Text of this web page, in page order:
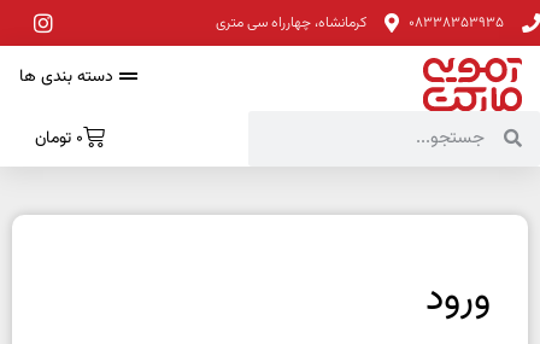
08338353935 کرمانشاه، چهارراه سی متری
دسته بندی ها
0 تومان
ورود